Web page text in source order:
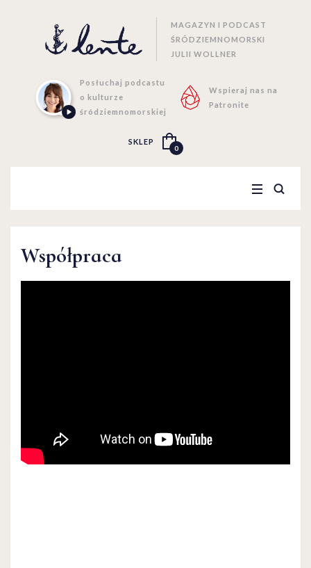
MAGAZYN I PODCAST
ŚRÓDZIEMNOMORSKI
JULII WOLLNER
Posłuchaj podcastu
o kulturze
śródziemnomorskiej
Wspieraj nas na
Patronite
SKLEP
0
Współpraca